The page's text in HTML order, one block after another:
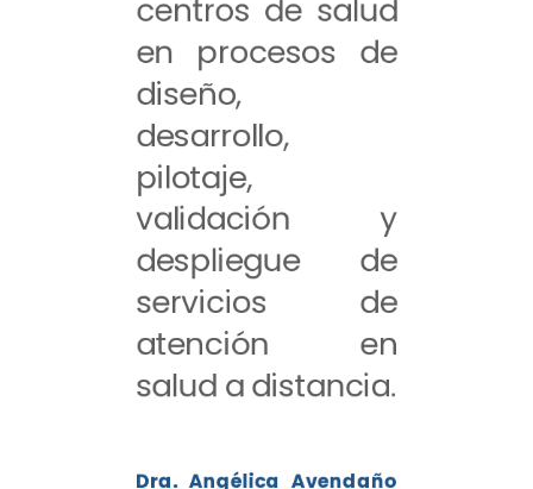
centros de salud
en procesos de
diseño,
desarrollo,
pilotaje,
validación y
despliegue de
servicios de
atención en
salud a distancia.
Dra. Angélica Avendaño